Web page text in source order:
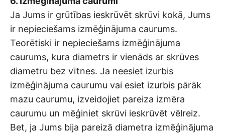
Ja Jums ir grūtības ieskrūvēt skrūvi kokā, Jums
ir nepieciešams izmēģinājuma caurums.
Teorētiski ir nepieciešams izmēģinājuma
caurums, kura diametrs ir vienāds ar skrūves
diametru bez vītnes. Ja neesiet izurbis
izmēģinājuma caurumu vai esiet izurbis pārāk
mazu caurumu, izveidojiet pareiza izmēra
caurumu un mēģiniet skrūvi ieskrūvēt vēlreiz.
Bet, ja Jums bija pareizā diametra izmēģinājuma